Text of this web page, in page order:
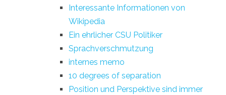
Interessante Informationen von
Wikipedia
Ein ehrlicher CSU Politiker
Sprachverschmutzung
internes memo
10 degrees of separation
Position und Perspektive sind immer